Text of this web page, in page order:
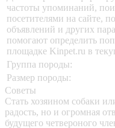
частоты упоминаний,
посетителями на сайте,
объявлений и других
помогают определить
площадке Kinpet.ru в
Группа породы:
Размер породы:
Советы
Стать хозяином собаки
радость, но и огромная
будущего четвероного